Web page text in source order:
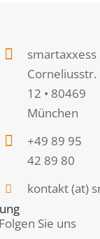
smartaxxess
Corneliusstr.
12 • 80469
München
+49 89 95
42 89 80
kontakt (at)
Folgen Sie uns